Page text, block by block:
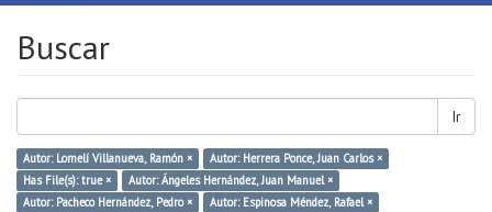
Buscar
Ir
Autor: Lomelí Villanueva, Ramón ×
Autor: Herrera Ponce, Juan Carlos ×
Has File(s): true ×
Autor: Ángeles Hernández, Juan Manuel ×
Autor: Pacheco Hernández, Pedro ×
Autor: Espinosa Méndez, Rafael ×